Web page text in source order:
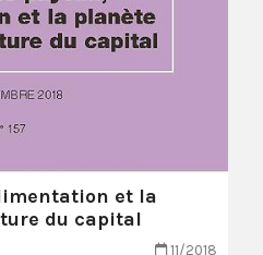
et la
du capital
11/2018